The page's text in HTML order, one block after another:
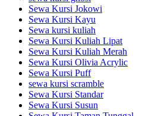
Sewa Kursi Jokowi
Sewa Kursi Kayu
Sewa kursi kuliah
Sewa Kursi Kuliah Lipat
Sewa Kursi Kuliah Merah
Sewa Kursi Olivia Acrylic
Sewa Kursi Puff
sewa kursi scramble
Sewa Kursi Standar
Sewa Kursi Susun